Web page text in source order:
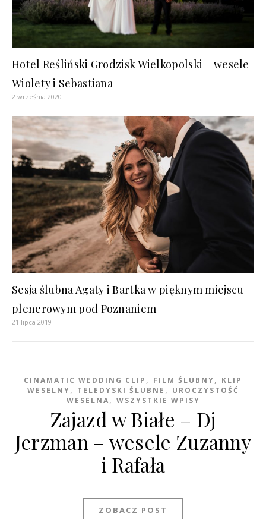
Hotel Reśliński Grodzisk Wielkopolski – wesele
Wiolety i Sebastiana
2 września 2020
Sesja ślubna Agaty i Bartka w pięknym miejscu
plenerowym pod Poznaniem
21 lipca 2019
CINAMATIC WEDDING CLIP , FILM ŚLUBNY, KLIP
WESELNY, TELEDYSKI ŚLUBNE , UROCZYSTOŚĆ
WESELNA, WSZYSTKIE WPISY
Zajazd w Białe – Dj
Jerzman – wesele Zuzanny
i Rafała
ZOBACZ POST